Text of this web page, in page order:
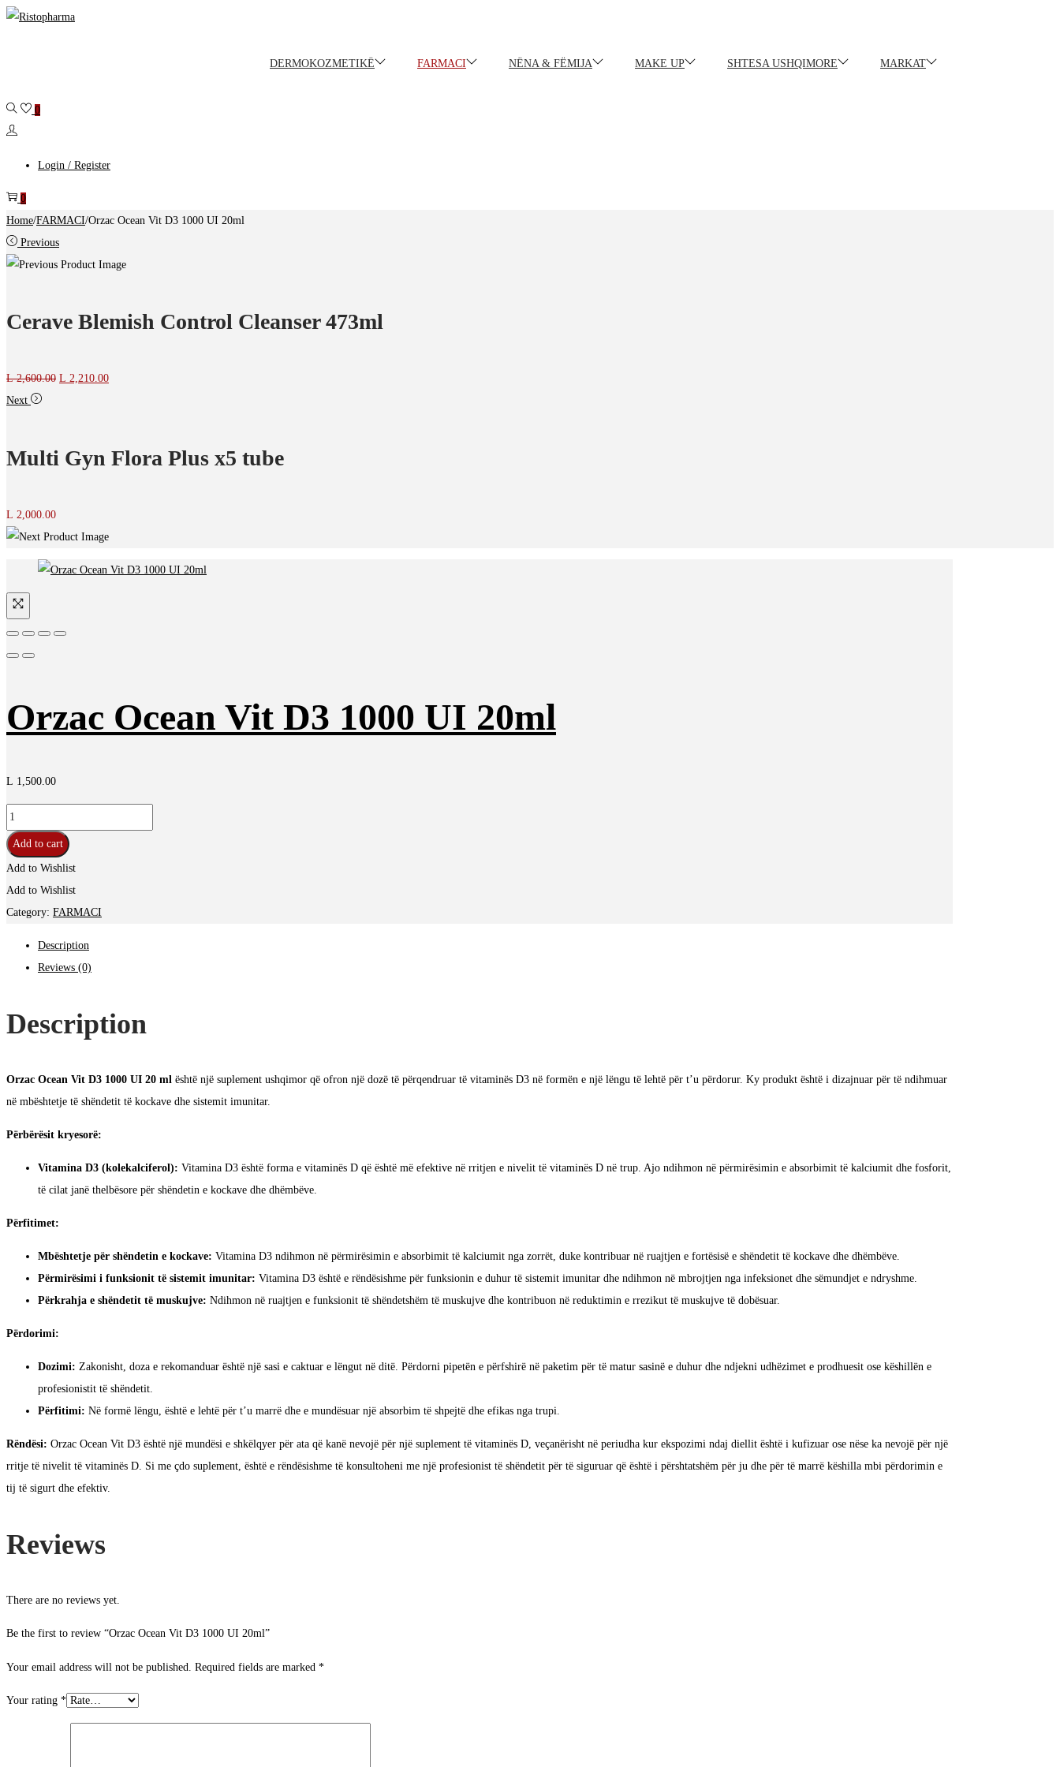
Skip
Skip
DERMOKOZMETIKË FARMACI NËNA & FËMIJA MAKE UP SHTESA USHQIMORE MARKAT
0
Login / Register
0
Home/FARMACI/Orzac Ocean Vit D3 1000 UI 20ml
Previous
Cerave Blemish Control Cleanser 473ml
L2,600.00 Original
L 2,210.00Current
Next
Multi Gyn Flora Plus x5 tube
L 2,000.00
Orzac Ocean Vit D3 1000 UI 20ml
L 1,500.00
Orzac
Ocean
Vit
20ml
quantity
Add to cart
Add to Wishlist
Add to Wishlist
Category: FARMACI
Description
Reviews (0)
Description
Orzac Ocean Vit D3 1000 UI 20 ml është një suplement ushqimor që ofron një dozë të përqendruar të vitaminës D3 në formën e një lëngu të lehtë për t’u përdorur. Ky produkt është i dizajnuar për të ndihmuar
në mbështetje të shëndetit të kockave dhe sistemit imunitar.
Përbërësit kryesorë:
Vitamina D3 (kolekalciferol): Vitamina D3 është forma e vitaminës D që është më efektive në rritjen e nivelit të vitaminës D në trup. Ajo ndihmon në përmirësimin e absorbimit të kalciumit dhe fosforit,
të cilat janë thelbësore për shëndetin e kockave dhe dhëmbëve.
Përfitimet:
Mbështetje për shëndetin e kockave: Vitamina D3 ndihmon në përmirësimin e absorbimit të kalciumit nga zorrët, duke kontribuar në ruajtjen e fortësisë e shëndetit të kockave dhe dhëmbëve.
Përmirësimi i funksionit të sistemit imunitar: Vitamina D3 është e rëndësishme për funksionin e duhur të sistemit imunitar dhe ndihmon në mbrojtjen nga infeksionet dhe sëmundjet e ndryshme.
Përkrahja e shëndetit të muskujve: Ndihmon në ruajtjen e funksionit të shëndetshëm të muskujve dhe kontribuon në reduktimin e rrezikut të muskujve të dobësuar.
Përdorimi:
Dozimi: Zakonisht, doza e rekomanduar është një sasi e caktuar e lëngut në ditë. Përdorni pipetën e përfshirë në paketim për të matur sasinë e duhur dhe ndjekni udhëzimet e prodhuesit ose këshillën e
profesionistit të shëndetit.
Përfitimi: Në formë lëngu, është e lehtë për t’u marrë dhe e mundësuar një absorbim të shpejtë dhe efikas nga trupi.
Rëndësi: Orzac Ocean Vit D3 është një mundësi e shkëlqyer për ata që kanë nevojë për një suplement të vitaminës D, veçanërisht në periudha kur ekspozimi ndaj diellit është i kufizuar ose nëse ka nevojë për një
rritje të nivelit të vitaminës D. Si me çdo suplement, është e rëndësishme të konsultoheni me një profesionist të shëndetit për të siguruar që është i përshtatshëm për ju dhe për të marrë këshilla mbi përdorimin e
tij të sigurt dhe efektiv.
Reviews
There are no reviews yet.
Be the first to review “Orzac Ocean Vit D3 1000 UI 20ml”
Your email address will not be published. Required fields are marked *
Your rating *